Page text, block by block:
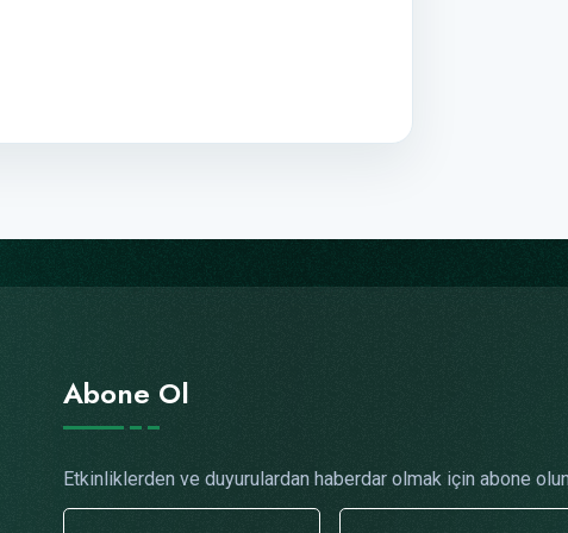
Abone Ol
Etkinliklerden ve duyurulardan haberdar olmak için abone